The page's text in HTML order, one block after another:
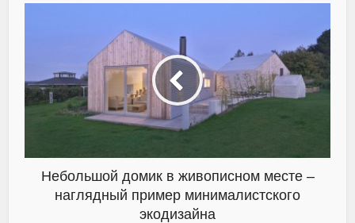
Небольшой домик в живописном месте –
наглядный пример минималистского
экодизайна